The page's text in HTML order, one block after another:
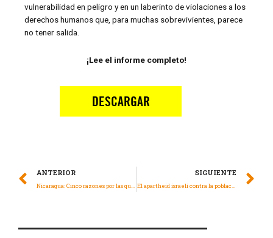
vulnerabilidad en peligro y en un laberinto de violaciones a los
derechos humanos que, para muchas sobrevivientes, parece
no tener salida.
¡Lee el informe completo!
ANTERIOR
Nicaragua: Cinco razones por las que las elecciones no garantizan derechos humanos
SIGUIENTE
El apartheid israelí contra la población palestina